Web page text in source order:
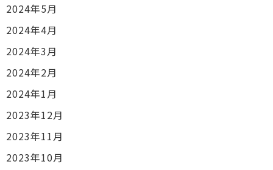
2024年5月
2024年4月
2024年3月
2024年2月
2024年1月
2023年12月
2023年11月
2023年10月